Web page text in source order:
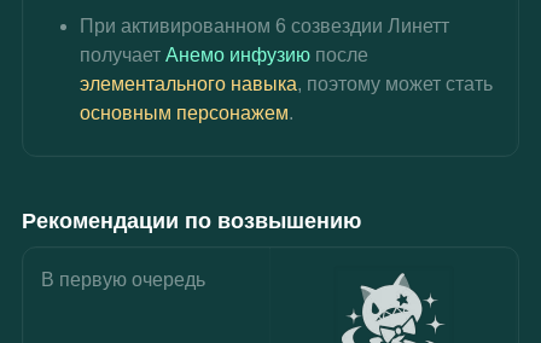
При активированном 6 созвездии Линетт
получает Анемо инфузию после
элементального навыка, поэтому может стать
основным персонажем.
Рекомендации по возвышению
В первую очередь